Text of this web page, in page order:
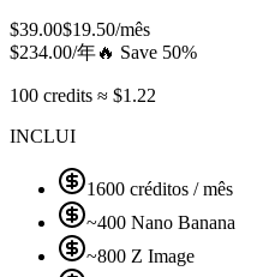
$39.00$19.50/mês
$234.00/年🔥 Save 50%
100 credits ≈ $1.22
INCLUI
1600 créditos / mês
~400 Nano Banana
~800 Z Image